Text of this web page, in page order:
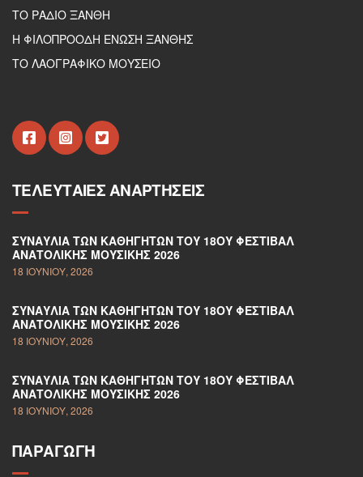
ΤΟ ΡΑΔΙΟ ΞΑΝΘΗ
Η ΦΙΛΟΠΡΟΟΔΗ ΕΝΩΣΗ ΞΑΝΘΗΣ
ΤΟ ΛΑΟΓΡΑΦΙΚΟ ΜΟΥΣΕΙΟ
ΤΕΛΕΥΤΑΊΕΣ ΑΝΑΡΤΉΣΕΙΣ
ΣΥΝΑΥΛΊΑ ΤΩΝ ΚΑΘΗΓΗΤΏΝ ΤΟΥ 18ΟΥ ΦΕΣΤΙΒΆΛ
ΑΝΑΤΟΛΙΚΉΣ ΜΟΥΣΙΚΉΣ 2026
18 ΙΟΥΝΊΟΥ, 2026
ΣΥΝΑΥΛΊΑ ΤΩΝ ΚΑΘΗΓΗΤΏΝ ΤΟΥ 18ΟΥ ΦΕΣΤΙΒΆΛ
ΑΝΑΤΟΛΙΚΉΣ ΜΟΥΣΙΚΉΣ 2026
18 ΙΟΥΝΊΟΥ, 2026
ΣΥΝΑΥΛΊΑ ΤΩΝ ΚΑΘΗΓΗΤΏΝ ΤΟΥ 18ΟΥ ΦΕΣΤΙΒΆΛ
ΑΝΑΤΟΛΙΚΉΣ ΜΟΥΣΙΚΉΣ 2026
18 ΙΟΥΝΊΟΥ, 2026
ΠΑΡΑΓΩΓΉ